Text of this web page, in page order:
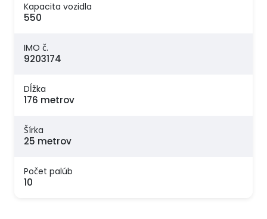
Kapacita vozidla
550
IMO č.
9203174
Dĺžka
176 metrov
Šírka
25 metrov
Počet palúb
10